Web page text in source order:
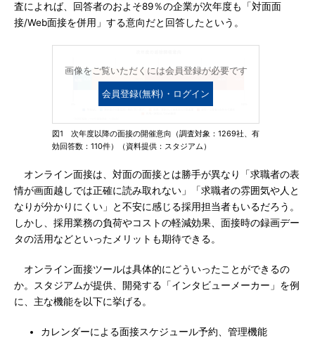
査によれば、回答者のおよそ89％の企業が次年度も「対面面
接/Web面接を併用」する意向だと回答したという。
画像をご覧いただくには会員登録が必要です
会員登録(無料)・ログイン
図1 次年度以降の面接の開催意向（調査対象：1269社、有
効回答数：110件）（資料提供：スタジアム）
オンライン面接は、対面の面接とは勝手が異なり「求職者の表
情が画面越しでは正確に読み取れない」「求職者の雰囲気や人と
なりが分かりにくい」と不安に感じる採用担当者もいるだろう。
しかし、採用業務の負荷やコストの軽減効果、面接時の録画デー
タの活用などといったメリットも期待できる。
オンライン面接ツールは具体的にどういったことができるの
か。スタジアムが提供、開発する「インタビューメーカー」を例
に、主な機能を以下に挙げる。
カレンダーによる面接スケジュール予約、管理機能